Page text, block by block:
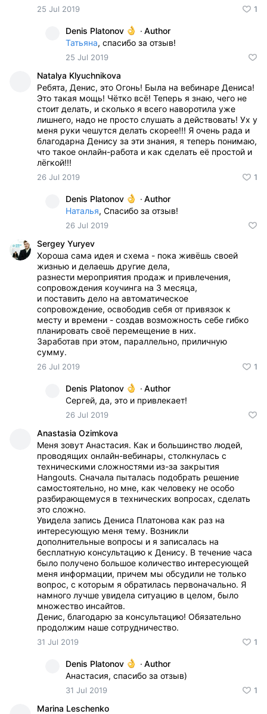
25 Jul 2019 1
Denis Platonov · Author
Татьяна, спасибо за отзыв!
25 Jul 2019
Natalya Klyuchnikova
Ребята, Денис, это Огонь! Была на вебинаре Дениса!
Это такая мощь! Чётко всё! Теперь я знаю, чего не
стоит делать, и сколько я всего наворотила уже
лишнего, надо не просто слушать а действовать! Ух у
меня руки чешутся делать скорее!!! Я очень рада и
благодарна Денису за эти знания, я теперь понимаю,
что такое онлайн-работа и как сделать её простой и
лёгкой!!!
26 Jul 2019 1
Denis Platonov · Author
Наталья, Спасибо за отзыв!
26 Jul 2019
Sergey Yuryev
Хороша сама идея и схема - пока живёшь своей
жизнью и делаешь другие дела,
разнести мероприятия продаж и привлечения,
сопровождения коучинга на 3 месяца,
и поставить дело на автоматическое
сопровождение, освободив себя от привязок к
месту и времени - создав возможность себе гибко
планировать своё перемещение в них.
Заработав при этом, параллельно, приличную
сумму.
26 Jul 2019 1
Denis Platonov · Author
Сергей, да, это и привлекает!
26 Jul 2019
Anastasia Ozimkova
Меня зовут Анастасия. Как и большинство людей,
проводящих онлайн-вебинары, столкнулась с
техническими сложностями из-за закрытия
Hangouts. Сначала пыталась подобрать решение
самостоятельно, но мне, как человеку не особо
разбирающемуся в технических вопросах, сделать
это сложно.
Увидела запись Дениса Платонова как раз на
интересующую меня тему. Возникли
дополнительные вопросы и я записалась на
бесплатную консультацию к Денису. В течение часа
было получено большое количество интересующей
меня информации, причем мы обсудили не только
вопрос, с которым я обратилась первоначально. Я
намного лучше увидела ситуацию в целом, было
множество инсайтов.
Денис, благодарю за консультацию! Обязательно
продолжим наше сотрудничество.
31 Jul 2019 1
Denis Platonov · Author
Анастасия, спасибо за отзыв)
31 Jul 2019 1
Marina Leschenko